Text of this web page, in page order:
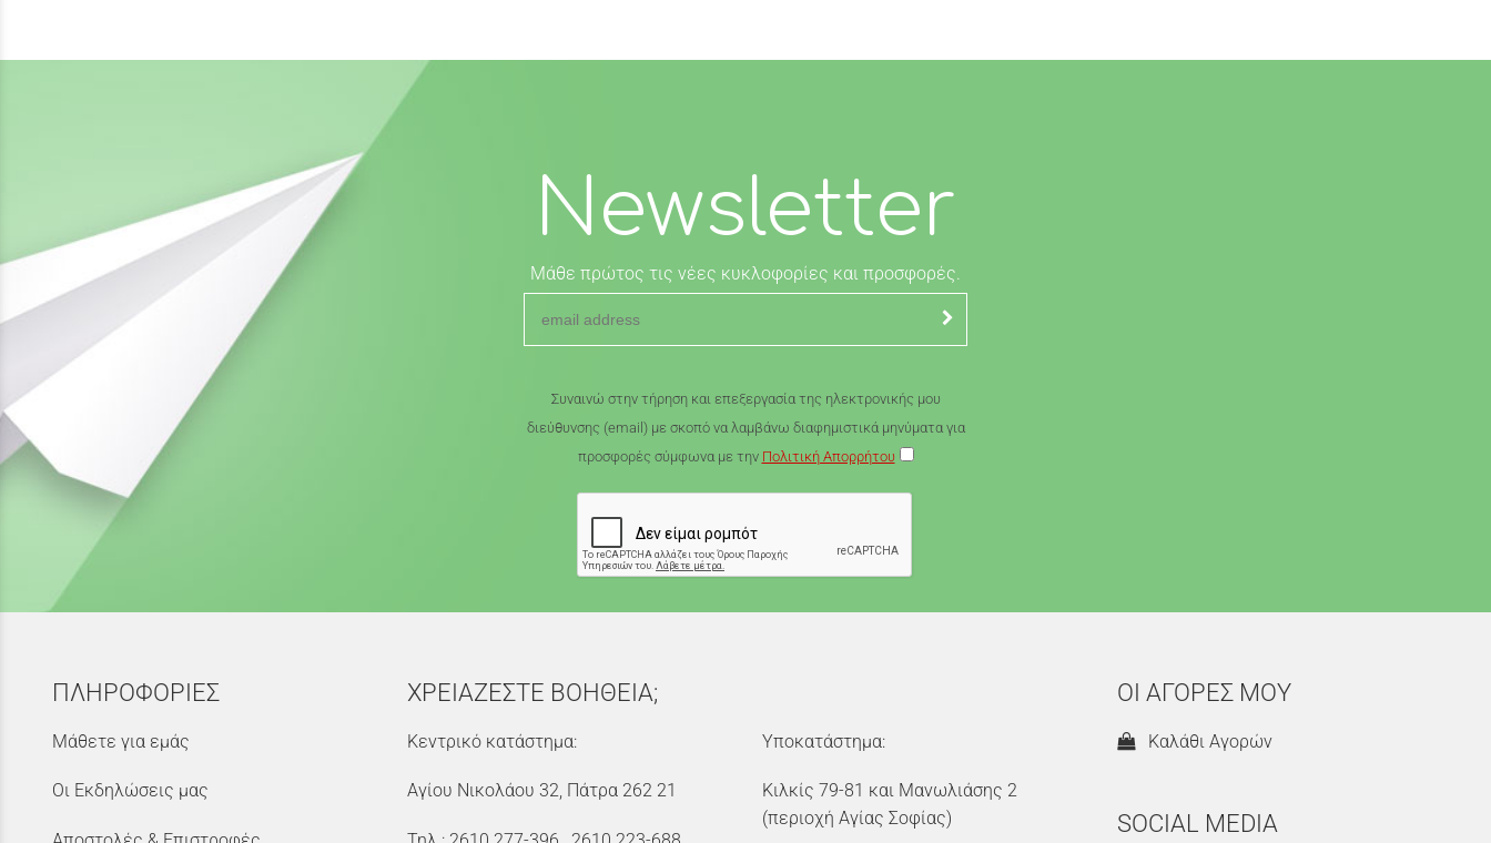
Newsletter
Μάθε πρώτος τις νέες κυκλοφορίες και προσφορές.
Συναινώ στην τήρηση και επεξεργασία της ηλεκτρονικής μου
διεύθυνσης (email) με σκοπό να λαμβάνω διαφημιστικά μηνύματα για
προσφορές σύμφωνα με την Πολιτική Απορρήτου
ΠΛΗΡΟΦΟΡΙΕΣ
Μάθετε για εμάς
Οι Εκδηλώσεις μας
ΧΡΕΙΑΖΕΣΤΕ ΒΟΗΘΕΙΑ;
Κεντρικό κατάστημα:
Αγίου Νικολάου 32, Πάτρα 262 21
Υποκατάστημα:
Κιλκίς 79-81 και Μανωλιάσης 2
(περιοχή Αγίας Σοφίας)
ΟΙ ΑΓΟΡΕΣ ΜΟΥ
Καλάθι Αγορών
SOCIAL MEDIA